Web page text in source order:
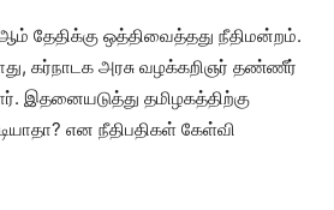
தேதிக்கு ஒத்திவைத்தது நீதிமன்றம்.
கர்நாடக அரசு வழக்கறிஞர் தண்ணீர்
இதனையடுத்து தமிழகத்திற்கு
என நீதிபதிகள் கேள்வி